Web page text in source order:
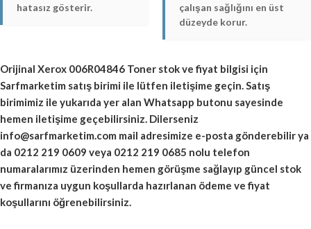
hatasız gösterir.
çalışan sağlığını en üst
düzeyde korur.
Orijinal Xerox 006R04846 Toner stok ve fiyat bilgisi için
Sarfmarketim satış birimi ile lütfen iletişime geçin. Satış
birimimiz ile yukarıda yer alan Whatsapp butonu sayesinde
hemen iletişime geçebilirsiniz. Dilerseniz
info@sarfmarketim.com mail adresimize e-posta gönderebilir ya
da 0212 219 0609 veya 0212 219 0685 nolu telefon
numaralarımız üzerinden hemen görüşme sağlayıp güncel stok
ve firmanıza uygun koşullarda hazırlanan ödeme ve fiyat
koşullarını öğrenebilirsiniz.